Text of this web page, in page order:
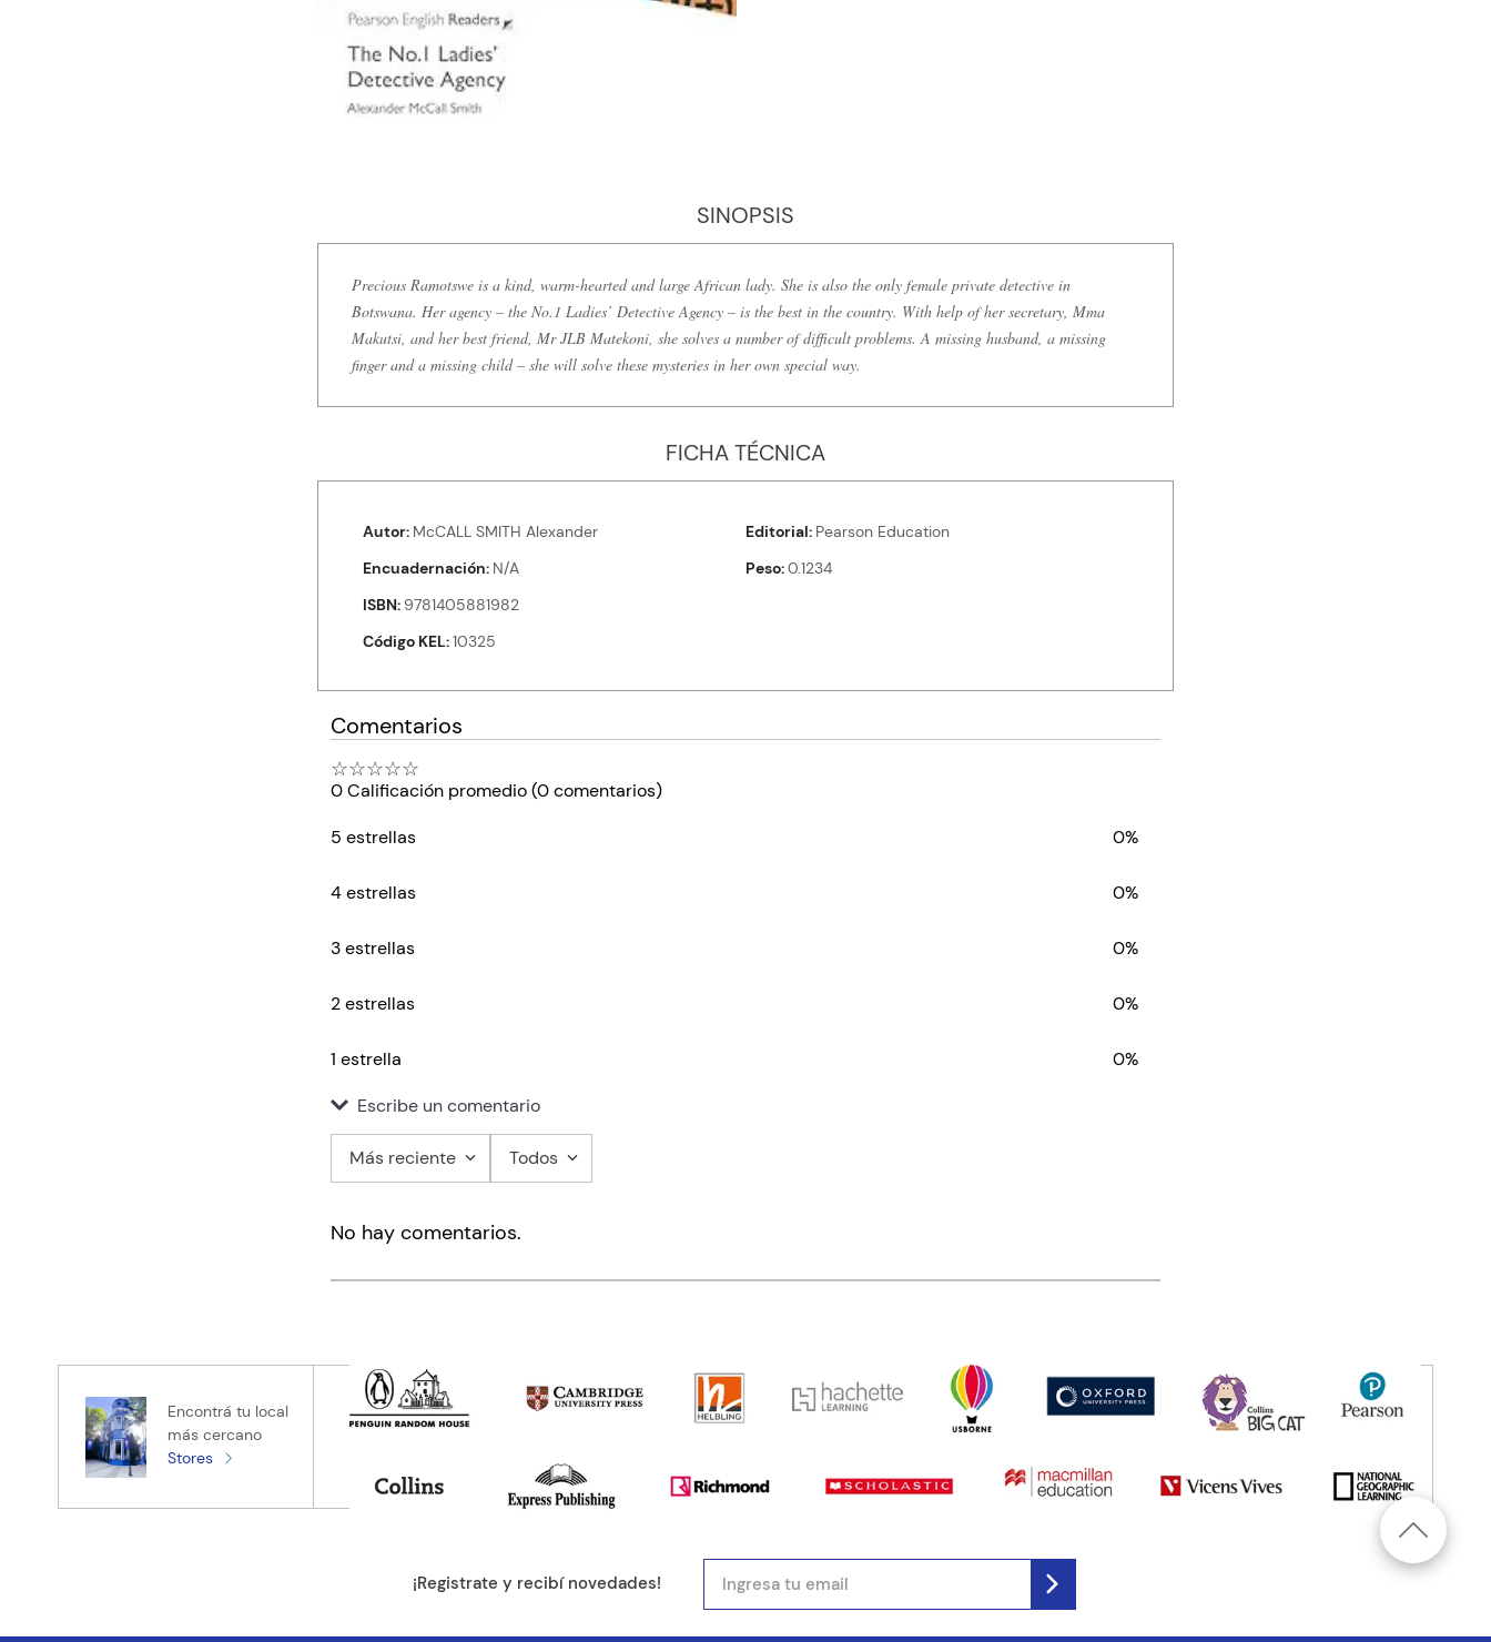
SINOPSIS
Precious Ramotswe is a kind, warm-hearted and large African lady. She is also the only female private detective in
Botswana. Her agency – the No.1 Ladies’ Detective Agency – is the best in the country. With help of her secretary, Mma
Makutsi, and her best friend, Mr JLB Matekoni, she solves a number of difficult problems. A missing husband, a missing
finger and a missing child – she will solve these mysteries in her own special way.
FICHA TÉCNICA
Autor McCALL SMITH Alexander Editorial Pearson Education
Encuadernación N/A Peso 0.1234
ISBN 9781405881982
Código KEL 10325
Comentarios
☆☆☆☆☆
0 Calificación promedio(0 comentarios)
5 estrellas
0%
4 estrellas 0%
3 estrellas 0%
2 estrellas 0%
1 estrella
0%
Escribe un comentario
Título
Tu nombre
Tu ubicación
Más reciente Todos
No hay comentarios.
Encontrá tu local
más cercano
Stores
¡Registrate y recibí novedades!